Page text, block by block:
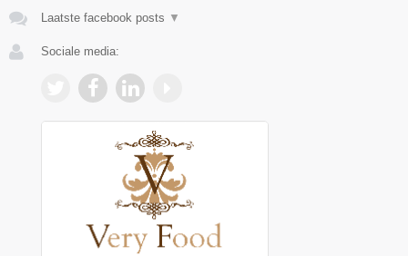
Laatste facebook posts ▼
Sociale media: